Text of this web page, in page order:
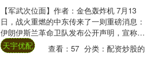
【军武次位面】作者：金色轰炸机 7月13
日，战火重燃的中东传来了一则重磅消息：
伊朗伊斯兰革命卫队发布公开声明，宣称在
一次对美军目标的打击中，成功摧毁了驻科
威特美....
天宇优配 查看：57 分类：配资炒股的